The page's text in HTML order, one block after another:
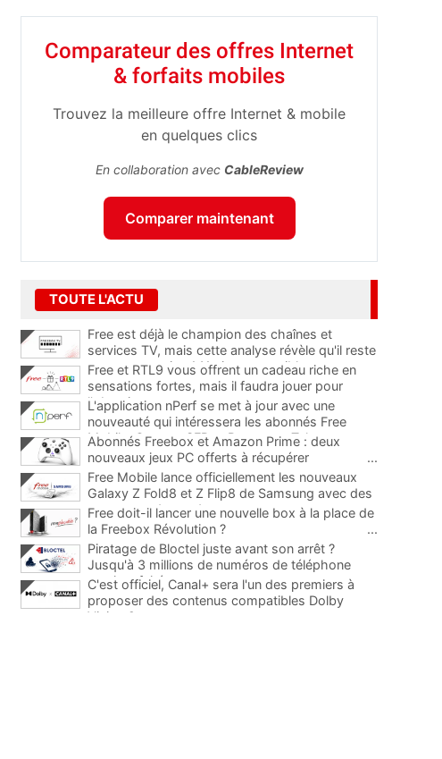
Comparateur des offres Internet
& forfaits mobiles
Trouvez la meilleure offre Internet & mobile
en quelques clics
En collaboration avec CableReview
Comparer maintenant
TOUTE L'ACTU
Free est déjà le champion des chaînes et
services TV, mais cette analyse révèle qu'il reste
encore au moins 141 ajouts possibles
Free et RTL9 vous offrent un cadeau riche en
sensations fortes, mais il faudra jouer pour
l'obtenir
L'application nPerf se met à jour avec une
nouveauté qui intéressera les abonnés Free
Mobile, Orange, SFR et Bouygues Telecom
Abonnés Freebox et Amazon Prime : deux
nouveaux jeux PC offerts à récupérer
...
Free Mobile lance officiellement les nouveaux
Galaxy Z Fold8 et Z Flip8 de Samsung avec des
promos et des cadeaux
...
Free doit-il lancer une nouvelle box à la place de
la Freebox Révolution ?
...
Piratage de Bloctel juste avant son arrêt ?
Jusqu'à 3 millions de numéros de téléphone
auraient fuité
C'est officiel, Canal+ sera l'un des premiers à
proposer des contenus compatibles Dolby
Vision 2